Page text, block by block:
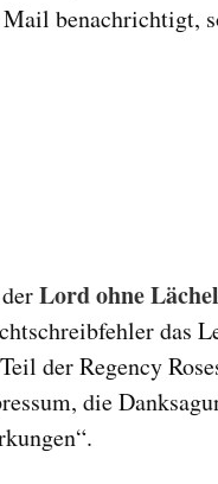
benachrichtigt,
derLord ohne
das
der Regency
die